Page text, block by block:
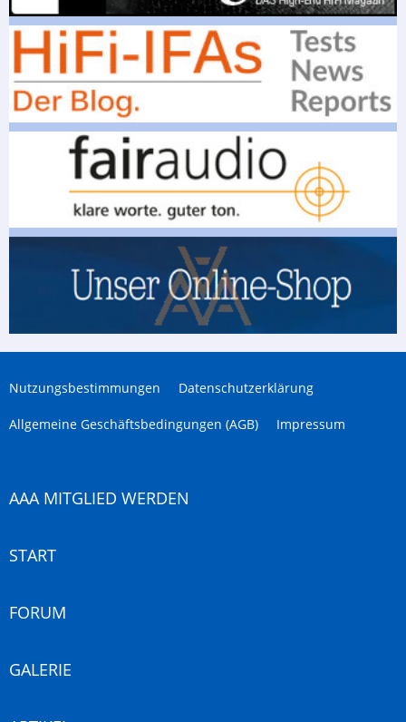
Nutzungsbestimmungen Datenschutzerklärung
Allgemeine Geschäftsbedingungen (AGB) Impressum
AAA MITGLIED WERDEN
START
FORUM
GALERIE